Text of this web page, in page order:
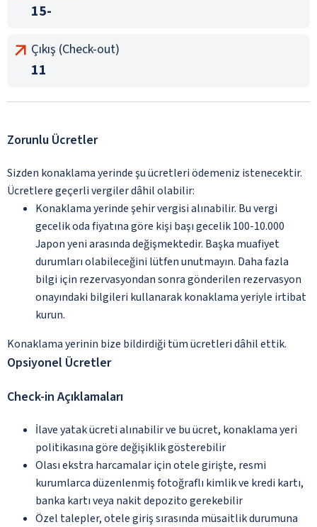
15-
Çıkış (Check-out)
11
Zorunlu Ücretler
Sizden konaklama yerinde şu ücretleri ödemeniz istenecektir.
Ücretlere geçerli vergiler dâhil olabilir:
Konaklama yerinde şehir vergisi alınabilir. Bu vergi
gecelik oda fiyatına göre kişi başı gecelik 100-10.000
Japon yeni arasında değişmektedir. Başka muafiyet
durumları olabileceğini lütfen unutmayın. Daha fazla
bilgi için rezervasyondan sonra gönderilen rezervasyon
onayındaki bilgileri kullanarak konaklama yeriyle irtibat
kurun.
Konaklama yerinin bize bildirdiği tüm ücretleri dâhil ettik.
Opsiyonel Ücretler
Check-in Açıklamaları
İlave yatak ücreti alınabilir ve bu ücret, konaklama yeri
politikasına göre değişiklik gösterebilir
Olası ekstra harcamalar için otele girişte, resmi
kurumlarca düzenlenmiş fotoğraflı kimlik ve kredi kartı,
banka kartı veya nakit depozito gerekebilir
Özel talepler, otele giriş sırasında müsaitlik durumuna